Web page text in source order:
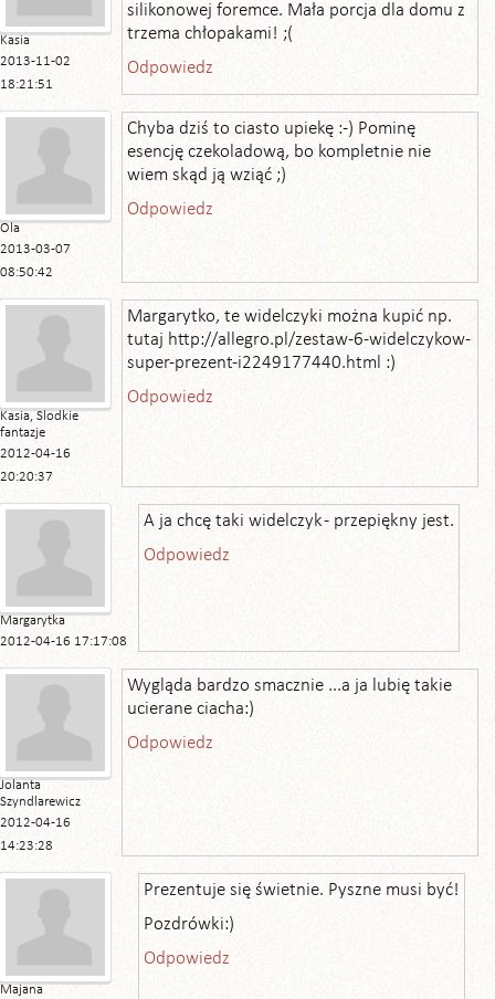
Kasia
2013-11-02
18:21:51
silikonowej foremce. Mała porcja dla domu z
trzema chłopakami! ;(
Odpowiedz
Ola
2013-03-07
08:50:42
Chyba dziś to ciasto upiekę :-) Pominę
esencję czekoladową, bo kompletnie nie
wiem skąd ją wziąć ;)
Odpowiedz
Kasia, Slodkie
fantazje
2012-04-16
20:20:37
Margarytko, te widelczyki można kupić np.
tutaj http://allegro.pl/zestaw-6-widelczykow-
super-prezent-i2249177440.html :)
Odpowiedz
Margarytka
2012-04-16 17:17:08
A ja chcę taki widelczyk - przepiękny jest.
Odpowiedz
Jolanta
Szyndlarewicz
2012-04-16
14:23:28
Wygląda bardzo smacznie ...a ja lubię takie
ucierane ciacha:)
Odpowiedz
Majana
Prezentuje się świetnie. Pyszne musi być!
Pozdrówki:)
Odpowiedz